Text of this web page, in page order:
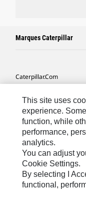
Marques Caterpillar
Caterpillar.com
Mes Préférences
Plan Du Site
Cookie Settings
Légales
Confidentialité
This site uses
experience.
function, while
performance,
analytics.
You can adjust
Cookie Settings.
By selecting I
functional,